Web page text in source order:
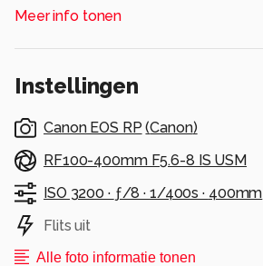
doen:)
Meer info tonen
Instellingen
Canon EOS RP (Canon)
RF100-400mm F5.6-8 IS USM
ISO 3200 · ƒ/8 · 1/400s · 400mm
Flits uit
Alle foto informatie tonen